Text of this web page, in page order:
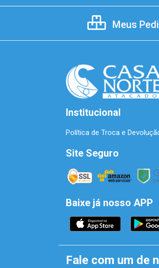
Meus
Institucional
Política de Troca e
Site Seguro
Baixe já nosso APP
Fale com um de